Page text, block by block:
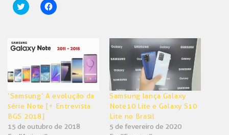
Clique
para
nova
janela)
Clique
para
nova
janela)
‘Samsung’ A evolução da
série Note [+ Entrevista
BGS 2018]
15 de outubro de 2018
Samsung lança Galaxy
Note10 Lite e Galaxy S10
Lite no Brasil
5 de fevereiro de 2020